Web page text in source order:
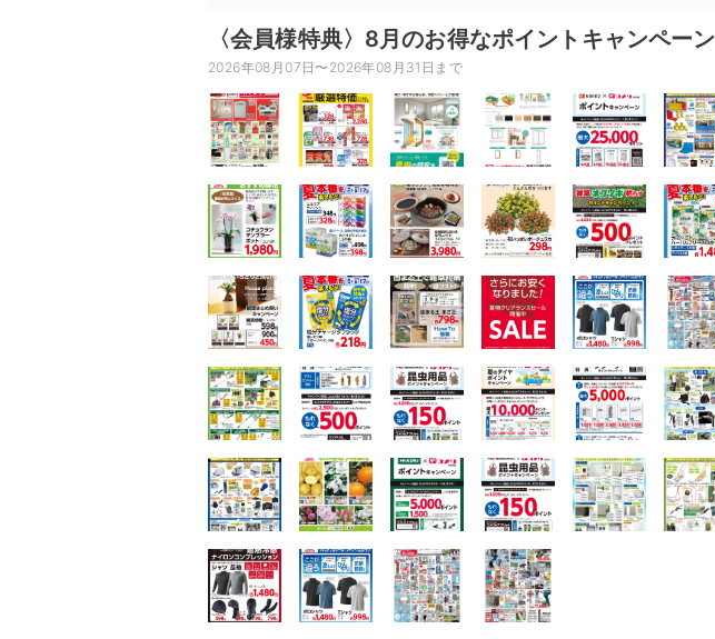
〈会員様特典〉8月のお得なポイントキャンペーン
2026年08月07日〜2026年08月31日まで